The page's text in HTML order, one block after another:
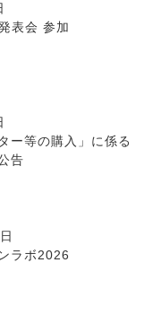
表会 参加
ー等の購入」に係る
告
ラボ2026